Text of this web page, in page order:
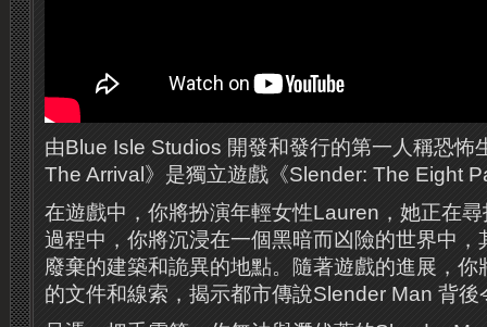
由Blue Isle Studios 開發和發行的第一人稱恐怖
The Arrival》是獨立遊戲《Slender: The Eight
在遊戲中，你將扮演年輕女性Lauren，她正在
過程中，你將沉浸在一個黑暗而凶險的世界中，
廢棄的建築和詭異的地點。隨著遊戲的進展，
的文件和線索，揭示都市傳說Slender Man 背